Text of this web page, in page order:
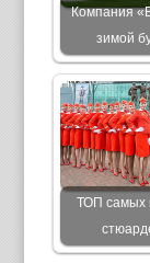
Компания
зимой
ТОП самых